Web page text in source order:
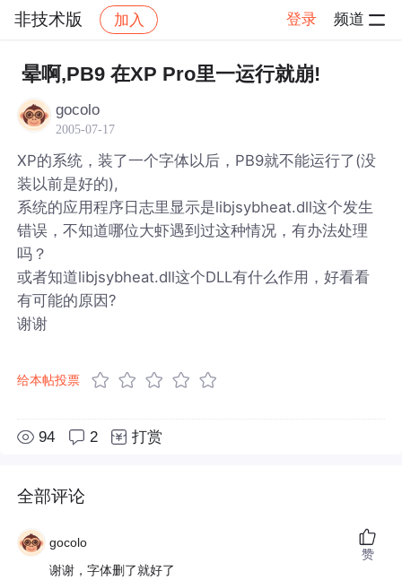
非技术版 加入 登录 频道
社区 非技术版 帖子详情
晕啊,PB9 在XP Pro里一运行就崩!
gocolo
2005-07-17
XP的系统，装了一个字体以后，PB9就不能运行了(没
装以前是好的),
系统的应用程序日志里显示是libjsybheat.dll这个发生
错误，不知道哪位大虾遇到过这种情况，有办法处理
吗？
或者知道libjsybheat.dll这个DLL有什么作用，好看看
有可能的原因?
谢谢
给本帖投票
94 2 打赏
全部评论
gocolo
谢谢，字体删了就好了
赞